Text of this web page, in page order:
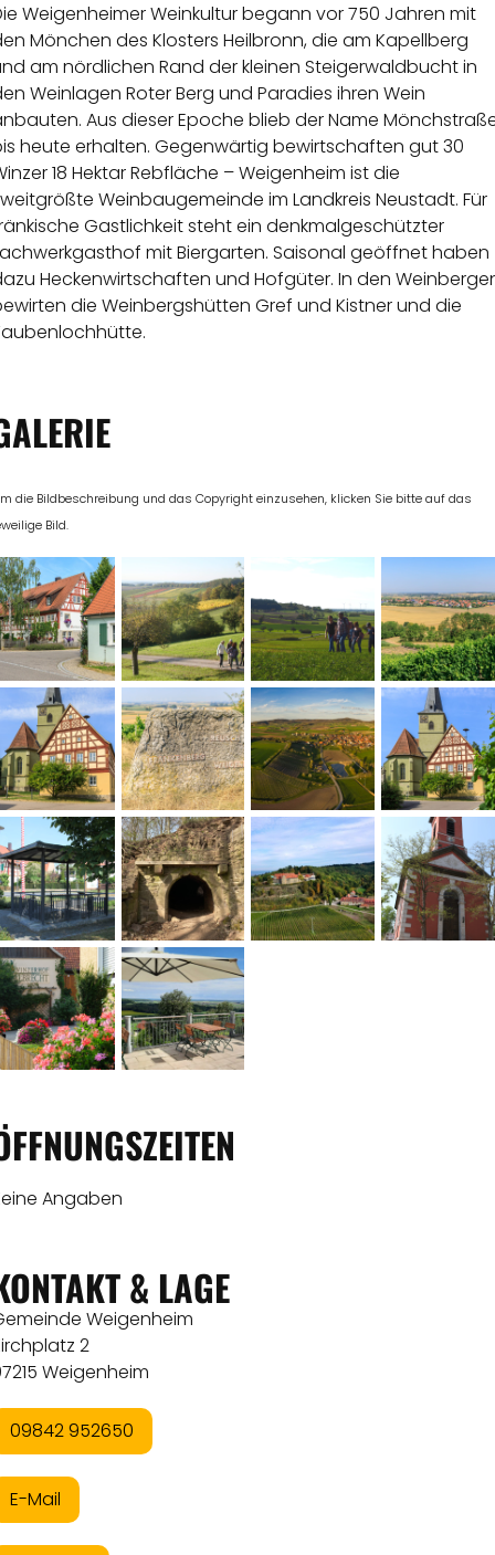
Weigenheimer Weinkultur begann vor 750 Jahren mit
Mönchen des Klosters Heilbronn, die am Kapellberg
am nördlichen Rand der kleinen Steigerwaldbucht in
Weinlagen Roter Berg und Paradies ihren Wein
Aus dieser Epoche blieb der Name
heute erhalten. Gegenwärtig bewirtschaften gut 30
18 Hektar Rebfläche – Weigenheim ist die
Weinbaugemeinde im Landkreis Neustadt. Für
Gastlichkeit steht ein denkmalgeschützter
mit Biergarten. Saisonal geöffnet haben
Heckenwirtschaften und Hofgüter. In den
die Weinbergshütten Gref und Kistner und die
die Bildbeschreibung und das Copyright einzusehen, klicken Sie bitte auf das
Bild.
Angaben
& LAGE
Weigenheim
2
Weigenheim
09842 952650
E-Mail